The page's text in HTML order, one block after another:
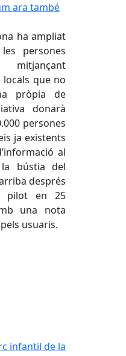
ara també
ha ampliat
persones
que no
pròpia de
donarà
persones
ja existents
al
bústia del
després
pilot en 25
una nota
usuaris.
infantil de la Plaça de la
infantil de la